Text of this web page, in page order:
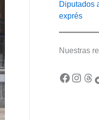
Diputados
exprés
Nuestras
Facebook Instagram Threads TikTok